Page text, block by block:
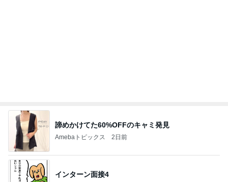
諦めかけてた60%OFFのキャミ発見
Amebaトピックス 2日前
インターン面接4